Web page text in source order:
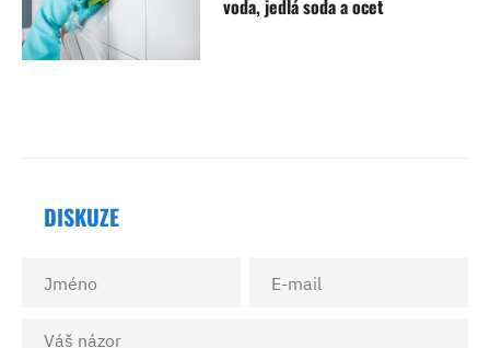
voda, jedlá soda a ocet
DISKUZE